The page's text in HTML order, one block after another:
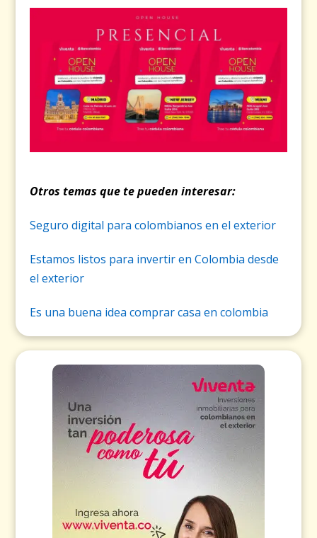
Otros temas que te pueden interesar:
Seguro digital para colombianos en el exterior
Estamos listos para invertir en Colombia desde
el exterior
Es una buena idea comprar casa en colombia